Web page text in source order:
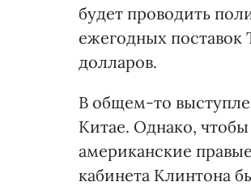
будет проводить
ежегодных
долларов.
В общем-то
Китае. Однако,
американские
кабинета Клинтона